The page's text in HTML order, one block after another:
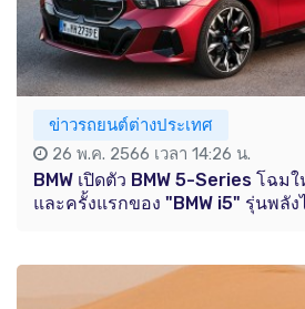
ข่าวรถยนต์ต่างประเทศ
26 พ.ค. 2566 เวลา 14:26 น.
BMW เปิดตัว BMW 5-Series โฉม
และครั้งแรกของ "BMW i5" รุ่นพลัง